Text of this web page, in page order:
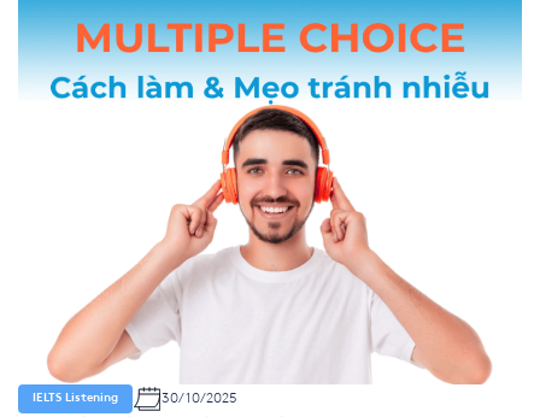
IELTS Listening 30/10/2025